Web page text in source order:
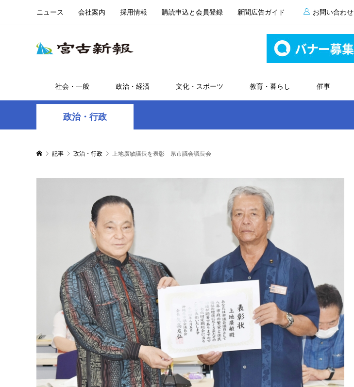
ニュース 会社案内 採用情報 購読申込と会員登録 新聞広告ガイド お問い合わせ
社会・一般 政治・経済 文化・スポーツ 教育・暮らし 催事
政治・行政
記事 政治・行政 上地廣敏議長を表彰 県市議会議長会